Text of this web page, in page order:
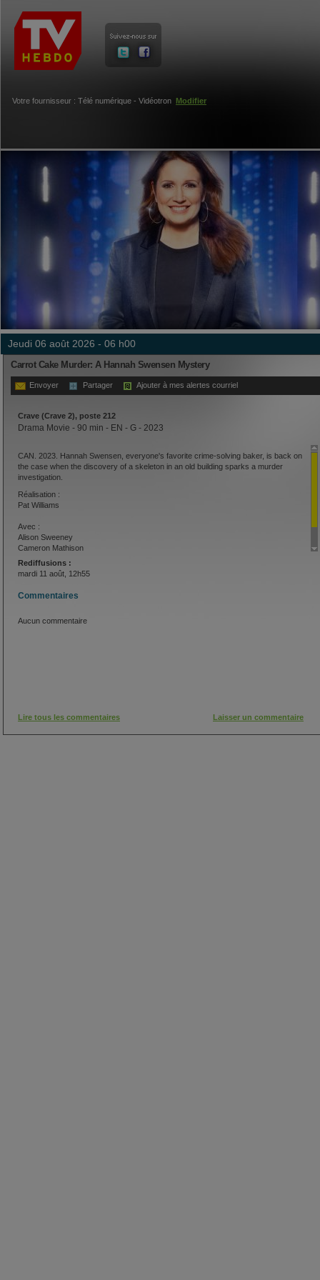
Votre fournisseur : Télé numérique - Vidéotron Modifier
jeudi 06 août 2026 - 06 h00
Carrot Cake Murder: A Hannah Swensen Mystery
Envoyer Partager Ajouter à mes alertes courriel
Crave (Crave 2), poste 212
Drama Movie - 90 min - EN - G - 2023
CAN. 2023. Hannah Swensen, everyone's favorite crime-solving baker, is back on
the case when the discovery of a skeleton in an old building sparks a murder
investigation.
Réalisation :
Pat Williams
Avec :
Alison Sweeney
Cameron Mathison
Barbara Niven
Rediffusions :
mardi 11 août, 12h55
Commentaires
Aucun commentaire
Lire tous les commentaires Laisser un commentaire